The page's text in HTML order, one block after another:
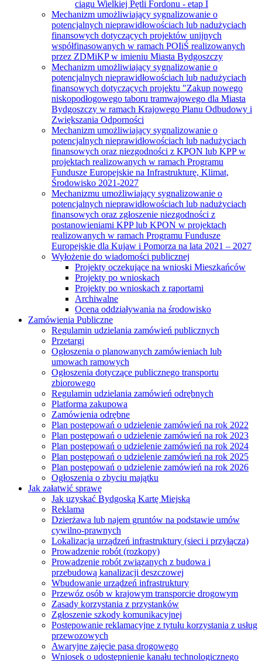
ciągu Wielkiej Pętli Fordonu - etap I
Mechanizm umożliwiający sygnalizowanie o
potencjalnych nieprawidłowościach lub nadużyciach
finansowych dotyczących projektów unijnych
współfinasowanych w ramach POIiŚ realizowanych
przez ZDMiKP w imieniu Miasta Bydgoszczy
Mechanizm umożliwiający sygnalizowanie o
potencjalnych nieprawidłowościach lub nadużyciach
finansowych dotyczących projektu "Zakup nowego
niskopodłogowego taboru tramwajowego dla Miasta
Bydgoszczy w ramach Krajowego Planu Odbudowy i
Zwiększania Odporności
Mechanizm umożliwiający sygnalizowanie o
potencjalnych nieprawidłowościach lub nadużyciach
finansowych oraz niezgodności z KPON lub KPP w
projektach realizowanych w ramach Programu
Fundusze Europejskie na Infrastrukturę, Klimat,
Środowisko 2021-2027
Mechanizmu umożliwiający sygnalizowanie o
potencjalnych nieprawidłowościach lub nadużyciach
finansowych oraz zgłoszenie niezgodności z
postanowieniami KPP lub KPON w projektach
realizowanych w ramach Programu Fundusze
Europejskie dla Kujaw i Pomorza na lata 2021 – 2027
Wyłożenie do wiadomości publicznej
Projekty oczekujące na wnioski Mieszkańców
Projekty po wnioskach
Projekty po wnioskach z raportami
Archiwalne
Ocena oddziaływania na środowisko
Zamówienia Publiczne
Regulamin udzielania zamówień publicznych
Przetargi
Ogłoszenia o planowanych zamówieniach lub
umowach ramowych
Ogłoszenia dotyczące publicznego transportu
zbiorowego
Regulamin udzielania zamówień odrębnych
Platforma zakupowa
Zamówienia odrębne
Plan postępowań o udzielenie zamówień na rok 2022
Plan postępowań o udzielenie zamówień na rok 2023
Plan postępowań o udzielenie zamówień na rok 2024
Plan postępowań o udzielenie zamówień na rok 2025
Plan postępowań o udzielenie zamówień na rok 2026
Ogłoszenia o zbyciu majątku
Jak załatwić sprawę
Jak uzyskać Bydgoską Kartę Miejską
Reklama
Dzierżawa lub najem gruntów na podstawie umów
cywilno-prawnych
Lokalizacja urządzeń infrastruktury (sieci i przyłącza)
Prowadzenie robót (rozkopy)
Prowadzenie robót związanych z budowa i
przebudową kanalizacji deszczowej
Wbudowanie urządzeń infrastruktury
Przewóz osób w krajowym transporcie drogowym
Zasady korzystania z przystanków
Zgłoszenie szkody komunikacyjnej
Postępowanie reklamacyjne z tytułu korzystania z usług
przewozowych
Awaryjne zajęcie pasa drogowego
Wniosek o udostępnienie kanału technologicznego